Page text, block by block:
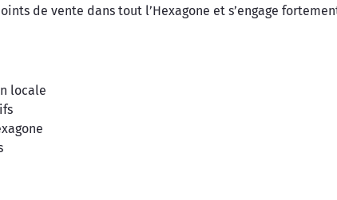
de vente dans tout l’Hexagone et s’engage
locale